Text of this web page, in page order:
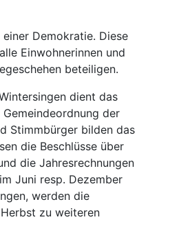
Demokratie. Diese
Einwohnerinnen und
beteiligen.
dient das
der
Stimmbürger bilden das
die Beschlüsse über
die Jahresrechnungen
Juni resp. Dezember
werden die
zu weiteren